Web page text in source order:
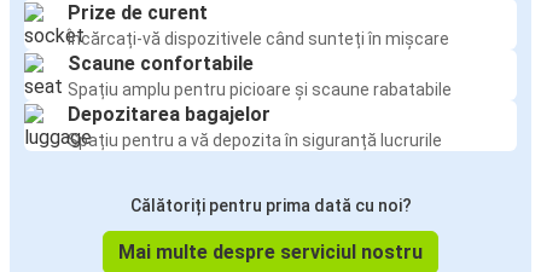
Prize de curent
Încărcați-vă dispozitivele când sunteți în mișcare
Scaune confortabile
Spațiu amplu pentru picioare și scaune rabatabile
Depozitarea bagajelor
Spațiu pentru a vă depozita în siguranță lucrurile
Călătoriți pentru prima dată cu noi?
Mai multe despre serviciul nostru